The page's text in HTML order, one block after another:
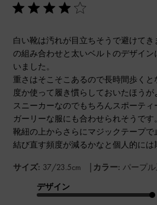
白い靴は汚れが目立ちそうで避けてき
の組み合わせと太いベルトのデザイン
いました。
重さはそこそこあるので長時間歩く
度か使って履き慣らしておいたほうが
スニーカーなのでもちろんスポーテ
ガーリーな服にも合わせられそうです。
靴紐の上からさらにマジックテープ
結び直す頻度が減るかなと個人的には
サイズ: 37/23.5cm | カラー: パープ
デザイン